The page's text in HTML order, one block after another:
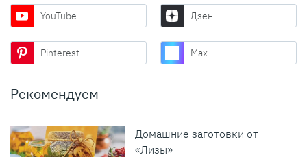
YouTube Дзен
Pinterest Max
Рекомендуем
Домашние заготовки от
«Лизы»